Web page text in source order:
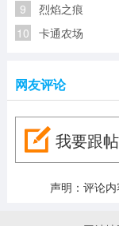
9 烈焰之痕
10 卡通农场
网友评论
我要跟帖
声明：评论